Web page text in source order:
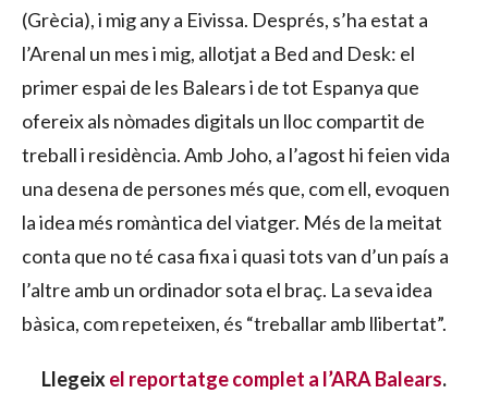
(Grècia), i mig any a Eivissa. Després, s’ha estat a
l’Arenal un mes i mig, allotjat a Bed and Desk: el
primer espai de les Balears i de tot Espanya que
ofereix als nòmades digitals un lloc compartit de
treball i residència. Amb Joho, a l’agost hi feien vida
una desena de persones més que, com ell, evoquen
la idea més romàntica del viatger. Més de la meitat
conta que no té casa fixa i quasi tots van d’un país a
l’altre amb un ordinador sota el braç. La seva idea
bàsica, com repeteixen, és “treballar amb llibertat”.
Llegeixel reportatge complet a l’ARA Balears.